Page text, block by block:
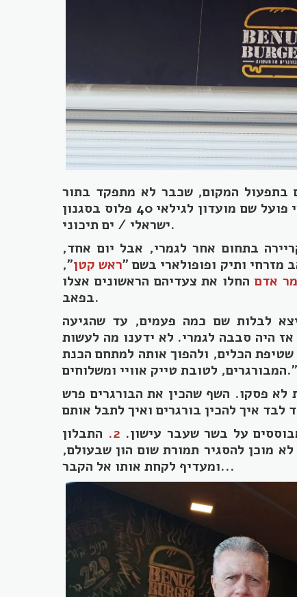
בתפעול המקום, שכבר לא מתפקד בתור
מסעדה, אלא כמתחם לארועים. בנוסף, בימי חמישי פועל שם מועדון לגילאי 40 פלוס בסגנון
ישראלי / ים תיכוני.
60, התחיל את הקריירה בתחום אחר לגמרי, אבל יום אחד,
ראש קטן",
אדם החלו את צעדיהם הראשונים אצלו
בפאב.
לבלות שם כמה פעמים, עד שהגיעה
אז היה סבבה לגמרי. לא ידענו מה לעשות
מעמדת שטיפת הכלים, ולהפוך אותה למתחם הכנת
המבורגרים, לטובת טייק אוויי ומשלוחים."
לא פסקו. השף שהכין את הבורגרים פרש
על בשר שעבר עישון. 2.
התבלון
מוכן להסגיר תמורת שום הון שבעולם,
ומעדיף לקחת אותו אל הקבר...